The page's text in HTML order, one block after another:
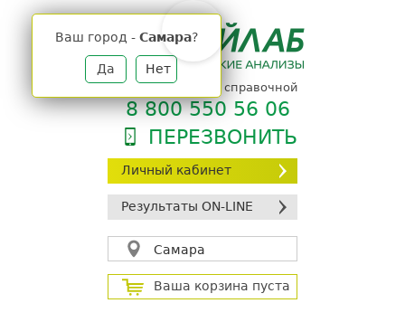
Личный кабинет
Результаты ON-LINE
Самара
Ваш город - Самара?
Да Нет
Ваша корзина пуста
телефон единой справочной
8 800 550 56 06
ПЕРЕЗВОНИТЬ